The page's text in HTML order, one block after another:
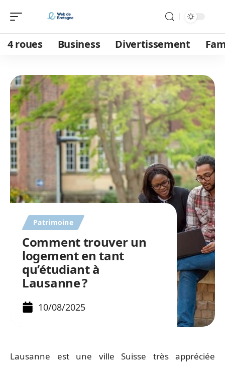
4 roues Business Divertissement
Patrimoine
Comment trouver un
logement en tant
qu’étudiant à
Lausanne ?
10/08/2025
Lausanne est une ville Suisse très appréciée